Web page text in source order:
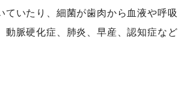
いたり、細菌が歯肉から血液や呼吸
動脈硬化症、肺炎、早産、認知症など